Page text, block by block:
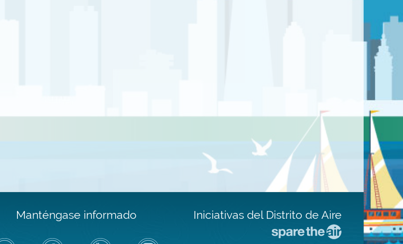
Manténgase informado
Siga
Visite
Canal
Air
Iniciativas del Distrito de Aire